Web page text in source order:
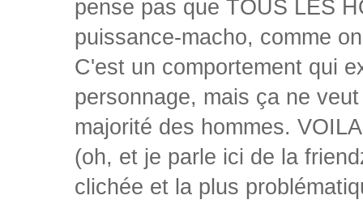
pense pas que TOUS LES
puissance-macho, comme
C'est un comportement qui
personnage, mais ça ne
majorité des hommes.
(oh, et je parle ici de la
clichée et la plus